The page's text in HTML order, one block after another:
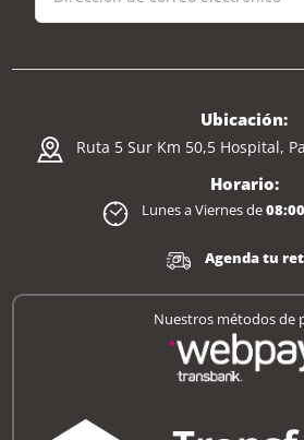
Ubicación:
Ruta 5 Sur Km 50,5 Hospital,
Horario:
Lunes a Viernes de08:00
Agenda tu
Nuestros métodos de